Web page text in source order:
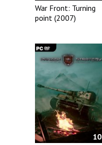
War Front: Turning
point (2007)
10